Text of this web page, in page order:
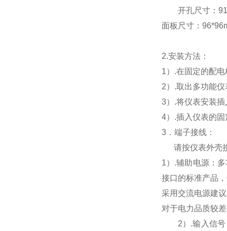
开孔尺寸：
面板尺寸：
2.安装方法：
1）.在固定的配
2）.取出多功能
3）.将仪表安装
4）.插入仪表的
3 ．端子接线：
请按仪表外壳
1） .辅助电源：
接口的标准产品
采用交流电源建
对于电力品质较
2） .输入信